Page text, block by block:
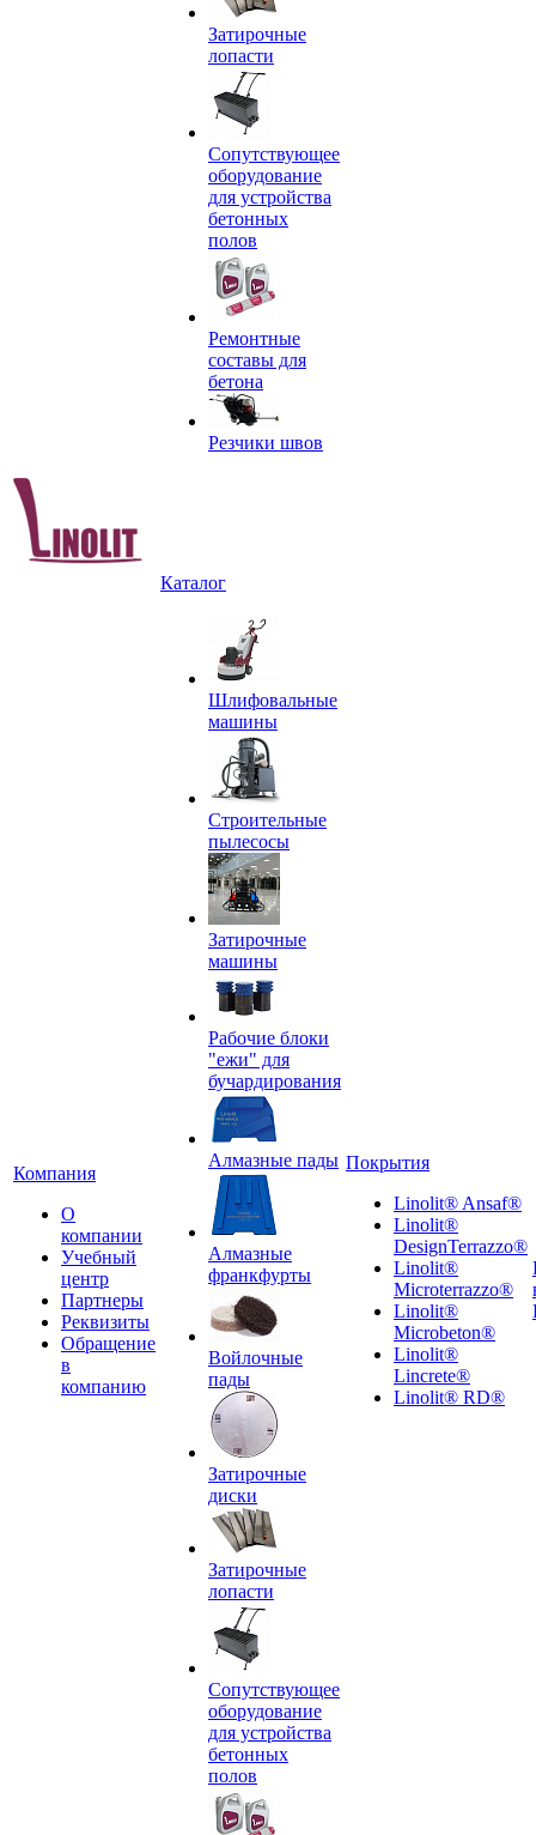
Затирочные
лопасти
Сопутствующее
оборудование
для устройства
бетонных
полов
Ремонтные
составы для
бетона
Резчики швов
Компания
О
компании
Учебный
центр
Партнеры
Реквизиты
Обращение
в
компанию
Каталог
Шлифовальные
машины
Строительные
пылесосы
Затирочные
машины
Рабочие блоки
"ежи" для
бучардирования
Алмазные пады
Алмазные
франкфурты
Войлочные
пады
Затирочные
диски
Затирочные
лопасти
Сопутствующее
оборудование
для устройства
бетонных
полов
Покрытия
Linolit® Ansaf®
Linolit®
DesignTerrazzo®
Linolit®
Microterrazzo®
Linolit®
Microbeton®
Linolit®
Lincrete®
Linolit® RD®